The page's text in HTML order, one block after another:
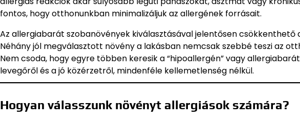
fontos, hogy otthonunkban minimalizáljuk az allergének forrásait.
Az allergiabarát szobanövények kiválasztásával jelentősen csökkenthető
Néhány jól megválasztott növény a lakásban nemcsak szebbé teszi az
Nem csoda, hogy egyre többen keresik a “hipoallergén” vagy
levegőről és a jó közérzetről, mindenféle kellemetlenség nélkül.
Hogyan válasszunk növényt allergiások számára?